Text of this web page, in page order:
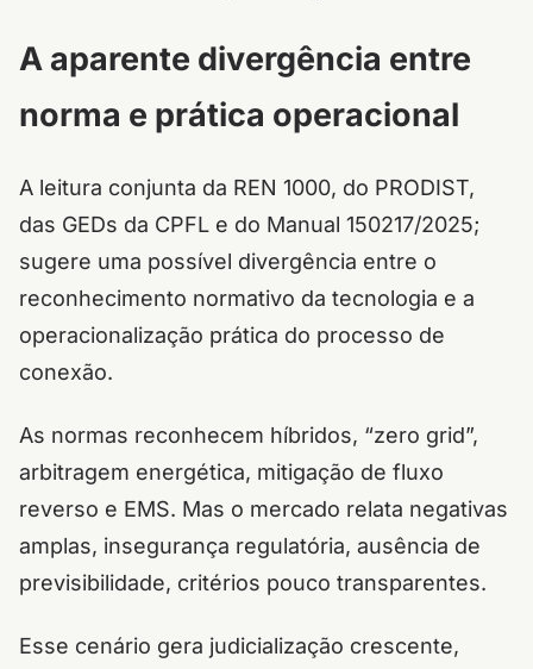
A aparente divergência entre
norma e prática operacional
A leitura conjunta da REN 1000, do PRODIST,
das GEDs da CPFL e do Manual 150217/2025;
sugere uma possível divergência entre o
reconhecimento normativo da tecnologia e a
operacionalização prática do processo de
conexão.
As normas reconhecem híbridos, “zero grid”,
arbitragem energética, mitigação de fluxo
reverso e EMS. Mas o mercado relata negativas
amplas, insegurança regulatória, ausência de
previsibilidade, critérios pouco transparentes.
Esse cenário gera judicialização crescente,